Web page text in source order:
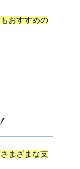
おすすめの
さまざまな支